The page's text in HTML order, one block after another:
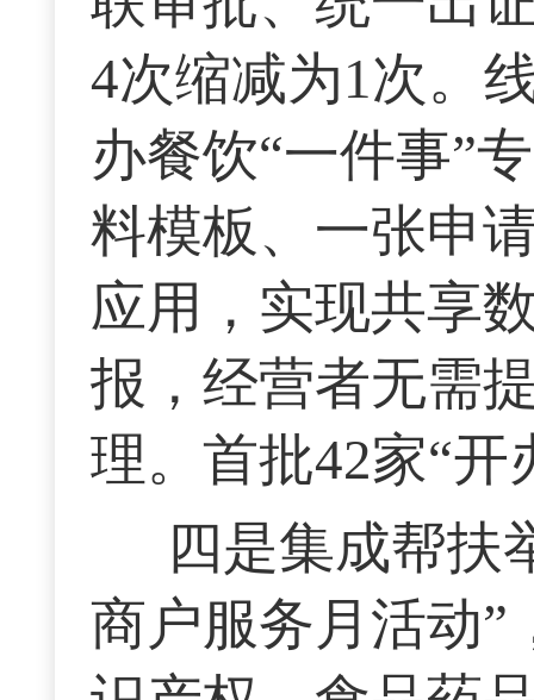
4次缩减为1次。
办餐饮“一件事”
料模板、一张申
应用，实现共享
报，经营者无需
理。首批42家“
四是集成帮扶
商户服务月活动”